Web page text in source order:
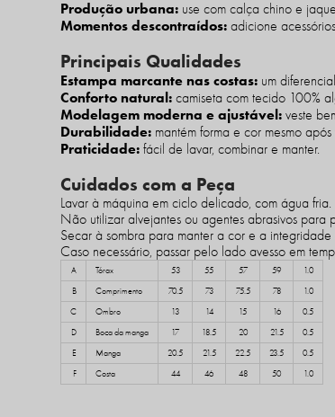
Produção urbana: use com calça chino e
Momentos descontraídos: adicione
Principais Qualidades
Estampa marcante nas costas: um
Conforto natural: camiseta com tecido 100%
Modelagem moderna e ajustável: veste
Durabilidade: mantém forma e cor mesmo
Praticidade: fácil de lavar, combinar e manter.
Cuidados com a Peça
Lavar à máquina em ciclo delicado, com água fria.
Não utilizar alvejantes ou agentes abrasivos para
Secar à sombra para manter a cor e a integridade
Caso necessário, passar pelo lado avesso em
A Tórax 53 55 57 59
1.0
B
Comprimento 70.5 73 75.5 78
1.0
C
Ombro 13 14 15 16
0.5
D
Boca da manga 17 18.5 20 21.5
0.5
E
Manga 20.5 21.5 22.5 23.5
0.5
F
Costa 44 46 48 50 1.0